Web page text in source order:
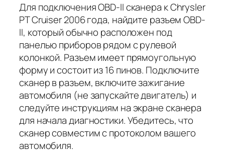
Для подключения OBD-II сканера к Chrysler
PT Cruiser 2006 года, найдите разъем OBD-
II, который обычно расположен под
панелью приборов рядом с рулевой
колонкой. Разъем имеет прямоугольную
форму и состоит из 16 пинов. Подключите
сканер в разъем, включите зажигание
автомобиля (не запускайте двигатель) и
следуйте инструкциям на экране сканера
для начала диагностики. Убедитесь, что
сканер совместим с протоколом вашего
автомобиля.